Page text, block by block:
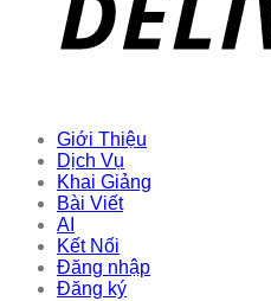
Giới Thiệu
Dịch Vụ
Khai Giảng
Bài Viết
AI
Kết Nối
Đăng nhập
Đăng ký